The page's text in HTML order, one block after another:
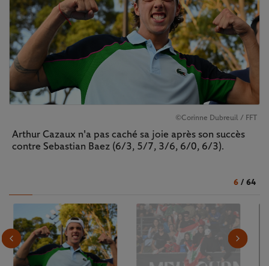
©Corinne Dubreuil / FFT
Arthur Cazaux n'a pas caché sa joie après son succès
contre Sebastian Baez (6/3, 5/7, 3/6, 6/0, 6/3).
6 / 64